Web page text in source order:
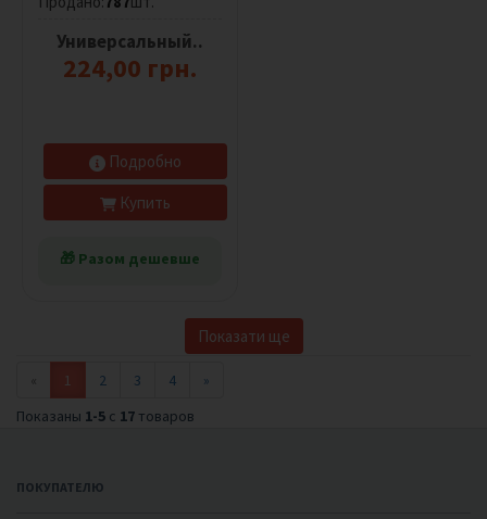
Универсальный..
224,00 грн.
Подробно
Купить
🎁 Разом дешевше
Показати ще
« 1 2 3 4
»
Показаны 1-5 с 17 товаров
ПОКУПАТЕЛЮ